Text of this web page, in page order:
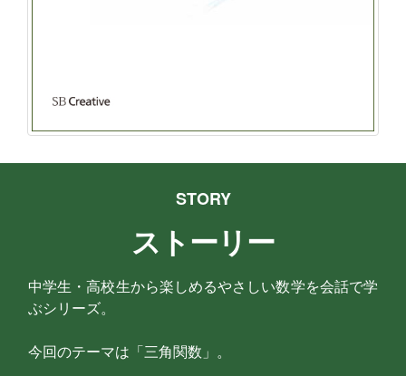
STORY
ストーリー
中学生・高校生から楽しめるやさしい数学を会話で学
ぶシリーズ。
今回のテーマは「三角関数」。